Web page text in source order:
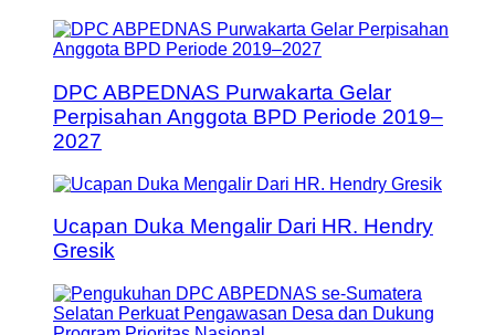
DPC ABPEDNAS Purwakarta Gelar
Perpisahan Anggota BPD Periode 2019–
2027
Ucapan Duka Mengalir Dari HR. Hendry
Gresik